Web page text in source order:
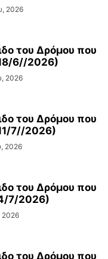
2026
του Δρόμου που
6//2026)
2026
του Δρόμου που
7//2026)
2026
του Δρόμου που
7/2026)
2026
του Δρόμου που